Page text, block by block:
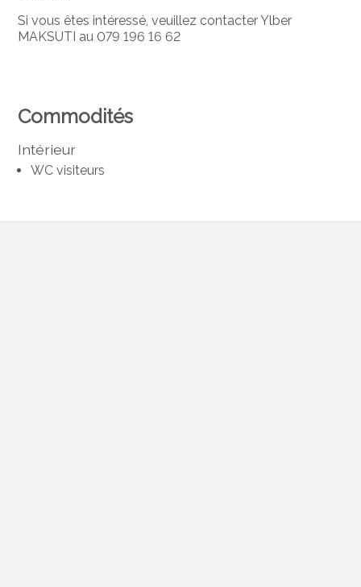
Si vous êtes intéressé, veuillez contacter Ylber
MAKSUTI au 079 196 16 62
Commodités
Intérieur
WC visiteurs